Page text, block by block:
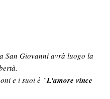
San Giovanni avrà luogo la
e i suoi è “L'amore vince